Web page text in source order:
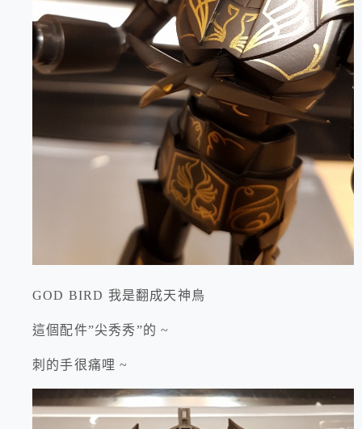
GOD BIRD 我是翻成天神鳥
這個配件”尖秀秀”的 ~
刺的手很痛哩 ~